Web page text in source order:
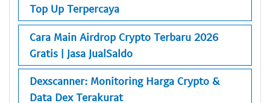
Top Up Terpercaya
Cara Main Airdrop Crypto Terbaru 2026
Gratis | Jasa JualSaldo
Dexscanner: Monitoring Harga Crypto &
Data Dex Terakurat